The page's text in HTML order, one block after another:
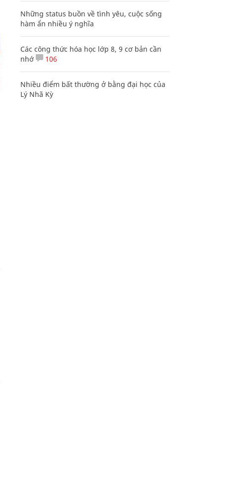
Những status buồn về tình yêu, cuộc sống
hàm ẩn nhiều ý nghĩa
Các công thức hóa học lớp 8, 9 cơ bản cần
nhớ
106
Nhiều điểm bất thường ở bằng đại học của
Lý Nhã Kỳ